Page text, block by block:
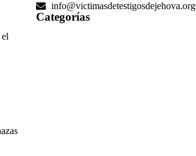
info@victimasdetestigosdejehova.org
Categorías​